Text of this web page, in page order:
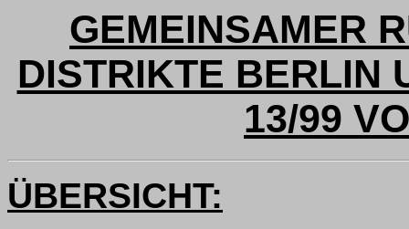
GEMEINSAMER
DISTRIKTE BERLIN
13/99
ÜBERSICHT: